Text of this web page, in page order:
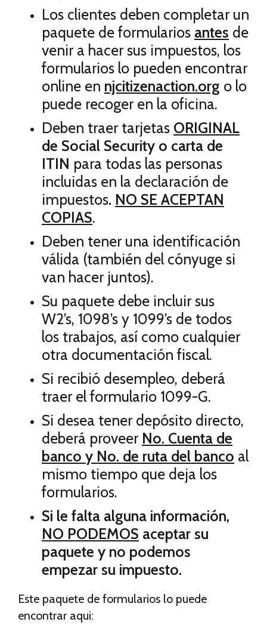
Los clientes deben completar un
paquete de formularios antes de
venir a hacer sus impuestos, los
formularios lo pueden encontrar
online en njcitizenaction.org o lo
puede recoger en la oficina.
Deben traer tarjetas ORIGINAL
de Social Security o carta de
ITIN para todas las personas
incluidas en la declaración de
impuestos. NO SE ACEPTAN
COPIAS.
Deben tener una identificación
válida (también del cónyuge si
van hacer juntos).
Su paquete debe incluir sus
W2’s, 1098’s y 1099’s de todos
los trabajos, así como cualquier
otra documentación fiscal.
Si recibió desempleo, deberá
traer el formulario 1099-G.
Si desea tener depósito directo,
deberá proveer No. Cuenta de
banco y No. de ruta del banco al
mismo tiempo que deja los
formularios.
Si le falta alguna información,
NO PODEMOS aceptar su
paquete y no podemos
empezar su impuesto.
Este paquete de formularios lo puede
encontrar aqui: